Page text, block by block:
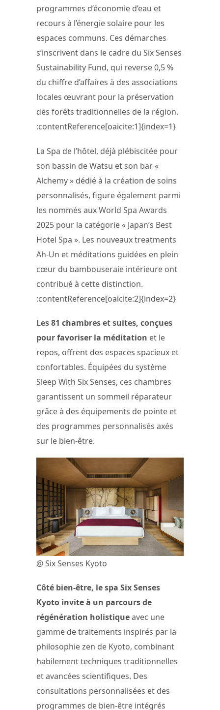
programmes d’économie d’eau et
recours à l’énergie solaire pour les
espaces communs. Ces démarches
s’inscrivent dans le cadre du Six Senses
Sustainability Fund, qui reverse 0,5 %
du chiffre d’affaires à des associations
locales œuvrant pour la préservation
des forêts traditionnelles de la région.
:contentReference[oaicite:1]{index=1}
La Spa de l’hôtel, déjà plébiscitée pour
son bassin de Watsu et son bar «
Alchemy » dédié à la création de soins
personnalisés, figure également parmi
les nommés aux World Spa Awards
2025 pour la catégorie « Japan’s Best
Hotel Spa ». Les nouveaux treatments
Ah-Un et méditations guidées en plein
cœur du bambouseraie intérieure ont
contribué à cette distinction.
:contentReference[oaicite:2]{index=2}
Les 81 chambres et suites, conçues
pour favoriser la méditation et le
repos, offrent des espaces spacieux et
confortables. Équipées du système
Sleep With Six Senses, ces chambres
garantissent un sommeil réparateur
grâce à des équipements de pointe et
des programmes personnalisés axés
sur le bien-être.
@ Six Senses Kyoto
Côté bien-être, le spa Six Senses
Kyoto invite à un parcours de
régénération holistiqueavec une
gamme de traitements inspirés par la
philosophie zen de Kyoto, combinant
habilement techniques traditionnelles
et avancées scientifiques. Des
consultations personnalisées et des
programmes de bien-être intégrés